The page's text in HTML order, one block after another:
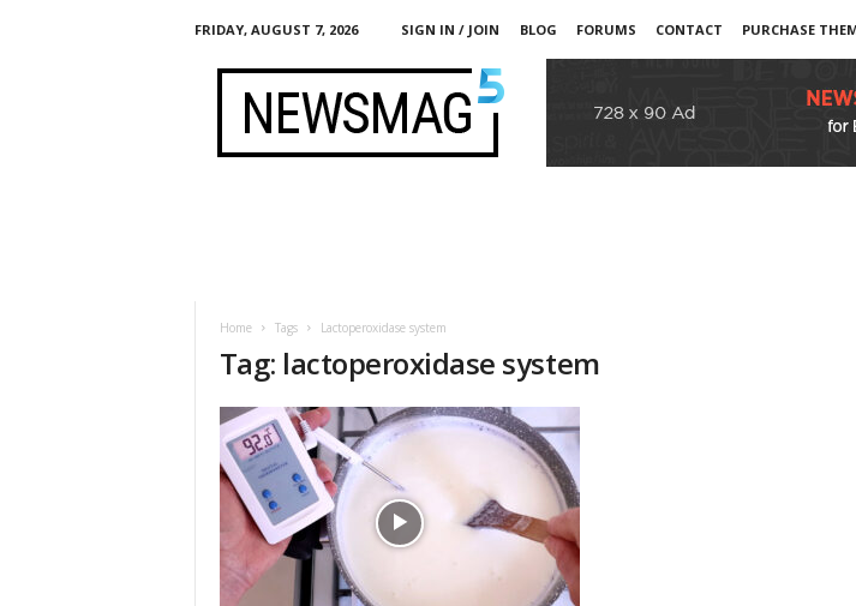
FRIDAY, AUGUST 7, 2026 SIGN IN / JOIN BLOG FORUMS CONTACT
PURCHASE
Home Tags Lactoperoxidase system
Tag: lactoperoxidase system